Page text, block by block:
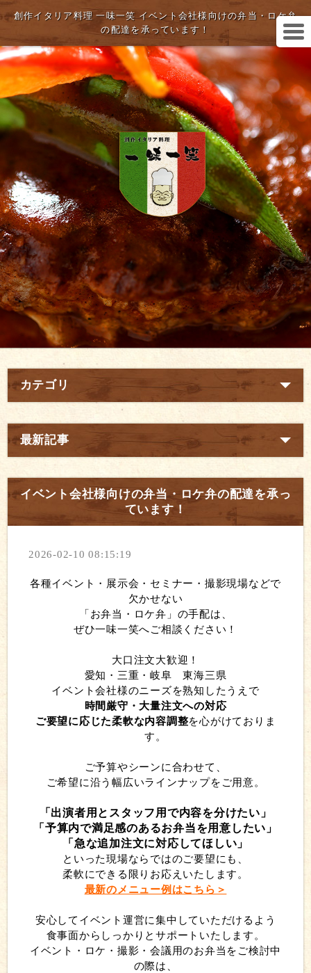
創作イタリア料理 一味一笑 イベント会社様向けの弁当・ロケ弁
の配達を承っています！
カテゴリ
最新記事
イベント会社様向けの弁当・ロケ弁の配達を承っ
ています！
2026-02-10 08:15:19
各種イベント・展示会・セミナー・撮影現場などで
欠かせない
「お弁当・ロケ弁」の手配は、
ぜひ一味一笑へご相談ください！
大口注文大歓迎！
愛知・三重・岐阜 東海三県
イベント会社様のニーズを熟知したうえで
時間厳守・大量注文への対応
ご要望に応じた柔軟な内容調整を心がけておりま
す。
ご予算やシーンに合わせて、
ご希望に沿う幅広いラインナップをご用意。
「出演者用とスタッフ用で内容を分けたい」
「予算内で満足感のあるお弁当を用意したい」
「急な追加注文に対応してほしい」
といった現場ならではのご要望にも、
柔軟にできる限りお応えいたします。
最新のメニュー例はこちら＞
安心してイベント運営に集中していただけるよう
食事面からしっかりとサポートいたします。
イベント・ロケ・撮影・会議用のお弁当をご検討中
の際は、